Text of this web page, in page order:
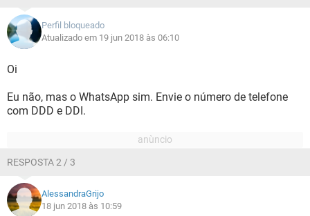
Perfil bloqueado
Atualizado em 19 jun 2018 às 06:10
Oi
Eu não, mas o WhatsApp sim. Envie o número de telefone
com DDD e DDI.
RESPOSTA 2 / 3
AlessandraGrijo
18 jun 2018 às 10:59